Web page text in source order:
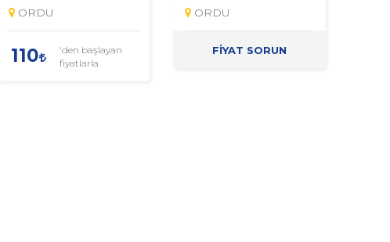
ORDU
110
'den başlayan
fiyatlarla
ORDU
FİYAT SORUN